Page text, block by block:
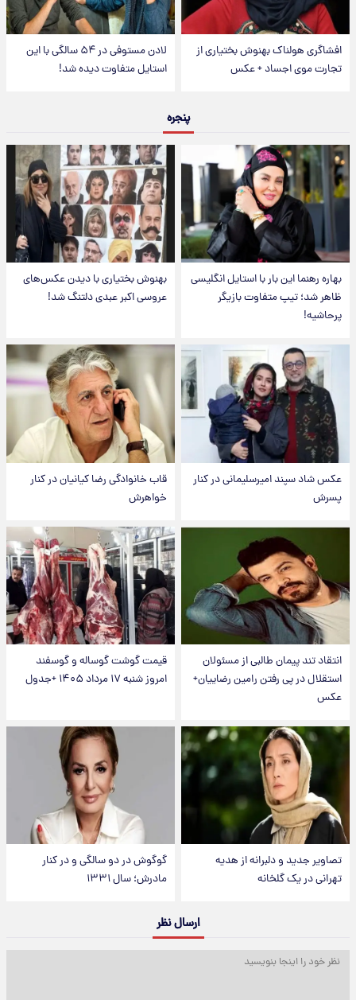
افشاگری هولناک بهنوش بختیاری از
تجارت موی اجساد + عکس
لادن مستوفی در ۵۴ سالگی با این
استایل متفاوت دیده شد!
پنجره
بهاره رهنما این بار با استایل انگلیسی
ظاهر شد؛ تیپ متفاوت بازیگر
پرحاشیه!
بهنوش بختیاری با دیدن عکس‌های
عروسی اکبر عبدی دلتنگ شد!
عکس شاد سپند امیرسلیمانی در کنار
پسرش
قاب خانوادگی رضا کیانیان در کنار
خواهرش
انتقاد تند پیمان طالبی از مسئولان
استقلال در پی رفتن رامین رضاییان+
عکس
قیمت گوشت گوساله و گوسفند
امروز شنبه ۱۷ مرداد ۱۴۰۵ +جدول
تصاویر جدید و دلبرانه از هدیه
تهرانی در یک گلخانه
گوگوش در دو سالگی و در کنار
مادرش؛ سال ۱۳۳۱
ارسال نظر